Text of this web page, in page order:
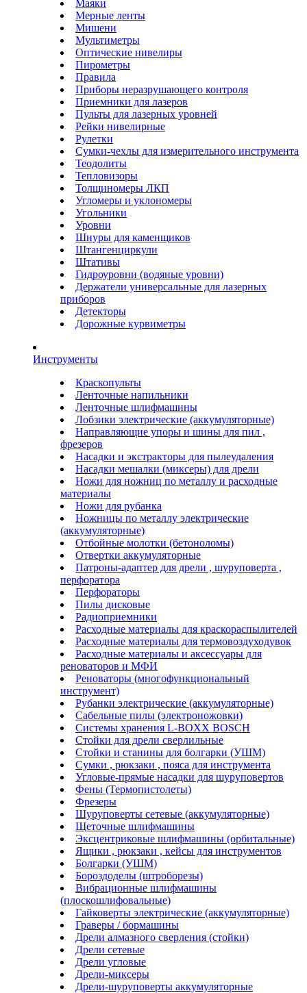
Маяки
Мерные ленты
Мишени
Мультиметры
Оптические нивелиры
Пирометры
Правила
Приборы неразрушающего контроля
Приемники для лазеров
Пульты для лазерных уровней
Рейки нивелирные
Рулетки
Сумки-чехлы для измерительного инструмента
Теодолиты
Тепловизоры
Толщиномеры ЛКП
Угломеры и уклономеры
Угольники
Уровни
Шнуры для каменщиков
Штангенциркули
Штативы
Гидроуровни (водяные уровни)
Держатели универсальные для лазерных
приборов
Детекторы
Дорожные курвиметры
Инструменты
Краскопульты
Ленточные напильники
Ленточные шлифмашины
Лобзики электрические (аккумуляторные)
Направляющие упоры и шины для пил ,
фрезеров
Насадки и экстракторы для пылеудаления
Насадки мешалки (миксеры) для дрели
Ножи для ножниц по металлу и расходные
материалы
Ножи для рубанка
Ножницы по металлу электрические
(аккумуляторные)
Отбойные молотки (бетоноломы)
Отвертки аккумуляторные
Патроны-адаптер для дрели , шуруповерта ,
перфоратора
Перфораторы
Пилы дисковые
Радиоприемники
Расходные материалы для краскораспылителей
Расходные материалы для термовоздуходувок
Расходные материалы и аксессуары для
реноваторов и МФИ
Реноваторы (многофункциональный
инструмент)
Рубанки электрические (аккумуляторные)
Сабельные пилы (электроножовки)
Системы хранения L-BOXX BOSCH
Стойки для дрели сверлильные
Стойки и станины для болгарки (УШМ)
Сумки , рюкзаки , пояса для инструмента
Угловые-прямые насадки для шуруповертов
Фены (Термопистолеты)
Фрезеры
Шуруповерты сетевые (аккумуляторные)
Щеточные шлифмашины
Эксцентриковые шлифмашины (орбитальные)
Ящики , рюкзаки , кейсы для инструментов
Болгарки (УШМ)
Бороздоделы (штроборезы)
Вибрационные шлифмашины
(плоскошлифовальные)
Гайковерты электрические (аккумуляторные)
Граверы / бормашины
Дрели алмазного сверления (стойки)
Дрели сетевые
Дрели угловые
Дрели-миксеры
Дрели-шуруповерты аккумуляторные